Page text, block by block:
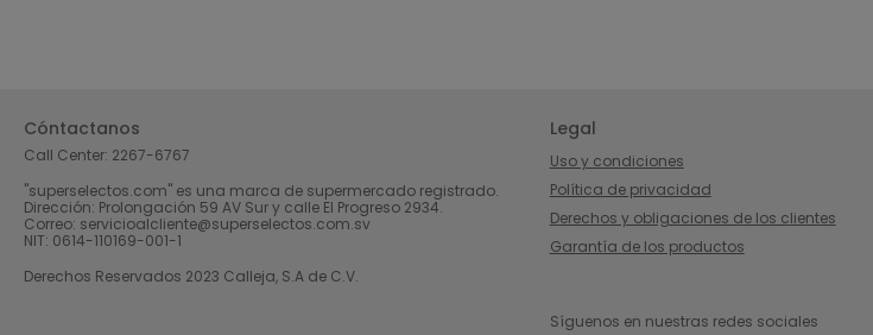
Cóntactanos
Call Center: 2267-6767
"superselectos.com" es una marca de supermercado registrado.
Dirección: Prolongación 59 AV Sur y calle El Progreso 2934.
Correo: servicioalcliente@superselectos.com.sv
NIT: 0614-110169-001-1
Derechos Reservados 2023 Calleja, S.A de C.V.
Legal
Uso y condiciones
Política de privacidad
Derechos y obligaciones de los clientes
Garantía de los productos
Síguenos en nuestras redes sociales